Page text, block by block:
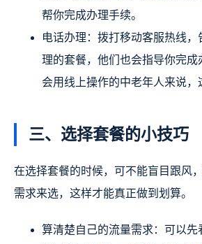
帮你完成办理手续。
电话办理：拨打移动客服热线
理的套餐，他们也会指导你完成
会用线上操作的中老年人来说，
三、选择套餐的小技巧
在选择套餐的时候，可不能盲目跟风
需求来选，这样才能真正做到划算。
算清楚自己的流量需求：可以先